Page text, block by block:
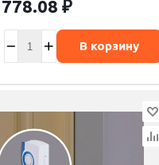
778.08 ₽
В корзину